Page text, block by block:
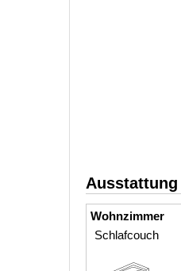
Ausstattung
Wohnzimmer
Schlafcouch